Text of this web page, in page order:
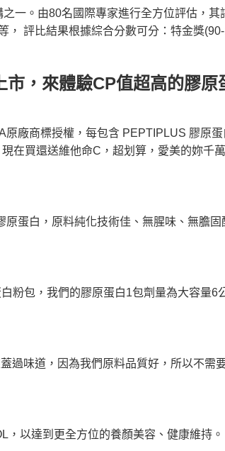
一。由80名國際專家進行全方位評估，其
， 評比結果根據綜合分數可分：特金獎
，來體驗CP值超高的膠原
廠商標授權，每包含 PEPTIPLUS 膠原
在買還送維他命C，超划算，愛美的妳千
蛋白，原料純化技術佳、無腥味、無膽固
粉包，我們的膠原蛋白1包劑量為大容量6
過味道，因為我們原料品質好，所以不需
以達到更全方位的養顏美容、健康維持。